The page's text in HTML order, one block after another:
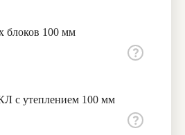
блоков 100 мм
с утеплением 100 мм